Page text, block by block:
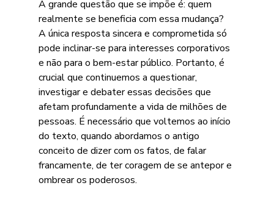
A grande questão que se impõe é: quem
realmente se beneficia com essa mudança?
A única resposta sincera e comprometida só
pode inclinar-se para interesses corporativos
e não para o bem-estar público. Portanto, é
crucial que continuemos a questionar,
investigar e debater essas decisões que
afetam profundamente a vida de milhões de
pessoas. É necessário que voltemos ao início
do texto, quando abordamos o antigo
conceito de dizer com os fatos, de falar
francamente, de ter coragem de se antepor e
ombrear os poderosos.